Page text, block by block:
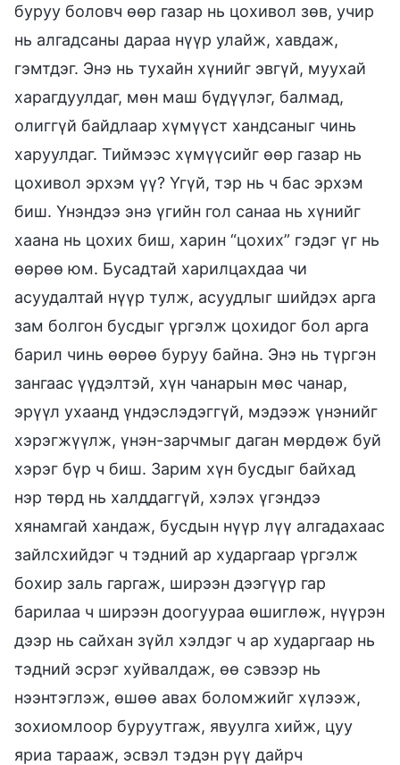
буруу боловч өөр газар нь цохивол зөв, учир
нь алгадсаны дараа нүүр улайж, хавдаж,
гэмтдэг. Энэ нь тухайн хүнийг эвгүй, муухай
харагдуулдаг, мөн маш бүдүүлэг, балмад,
олиггүй байдлаар хүмүүст хандсаныг чинь
харуулдаг. Тиймээс хүмүүсийг өөр газар нь
цохивол эрхэм үү? Үгүй, тэр нь ч бас эрхэм
биш. Үнэндээ энэ үгийн гол санаа нь хүнийг
хаана нь цохих биш, харин “цохих” гэдэг үг нь
өөрөө юм. Бусадтай харилцахдаа чи
асуудалтай нүүр тулж, асуудлыг шийдэх арга
зам болгон бусдыг үргэлж цохидог бол арга
барил чинь өөрөө буруу байна. Энэ нь түргэн
зангаас үүдэлтэй, хүн чанарын мөс чанар,
эрүүл ухаанд үндэслэдэггүй, мэдээж үнэнийг
хэрэгжүүлж, үнэн-зарчмыг даган мөрдөж буй
хэрэг бүр ч биш. Зарим хүн бусдыг байхад
нэр төрд нь халддаггүй, хэлэх үгэндээ
хянамгай хандаж, бусдын нүүр лүү алгадахаас
зайлсхийдэг ч тэдний ар хударгаар үргэлж
бохир заль гаргаж, ширээн дээгүүр гар
барилаа ч ширээн доогуураа өшиглөж, нүүрэн
дээр нь сайхан зүйл хэлдэг ч ар хударгаар нь
тэдний эсрэг хуйвалдаж, өө сэвээр нь
нээнтэглэж, өшөө авах боломжийг хүлээж,
зохиомлоор буруутгаж, явуулга хийж, цуу
яриа тарааж, эсвэл тэдэн рүү дайрч